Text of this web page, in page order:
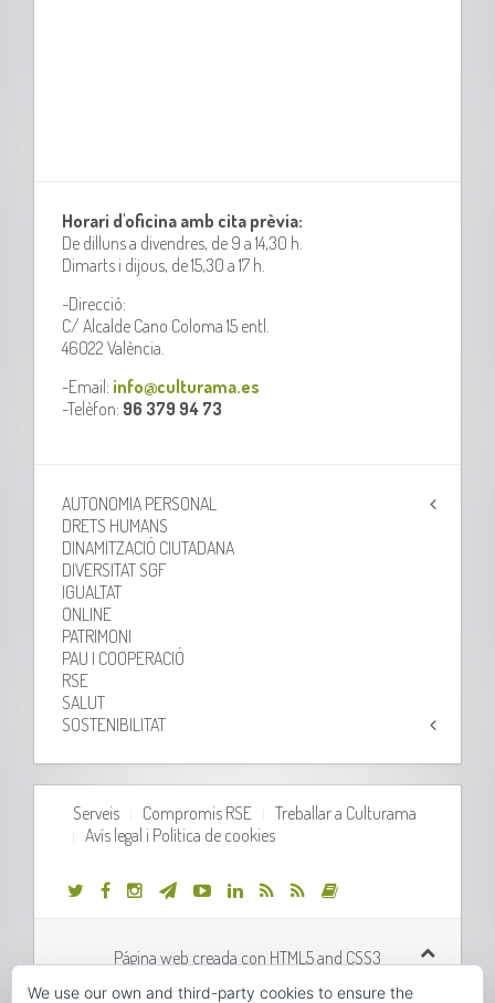
Horari d'oficina amb cita prèvia:
De dilluns a divendres, de 9 a 14,30 h.
Dimarts i dijous, de 15,30 a 17 h.
-Direcció:
C/ Alcalde Cano Coloma 15 entl.
46022 València.
-Email: info@culturama.es
-Telèfon: 96 379 94 73
AUTONOMIA PERSONAL
DRETS HUMANS
DINAMITZACIÓ CIUTADANA
DIVERSITAT SGF
IGUALTAT
ONLINE
PATRIMONI
PAU I COOPERACIÓ
RSE
SALUT
SOSTENIBILITAT
Serveis Compromis RSE
Treballar a Culturama
Avís legal i Política de cookies
Página web creada con HTML5 and CSS3
We use our own and third-party cookies to ensure the